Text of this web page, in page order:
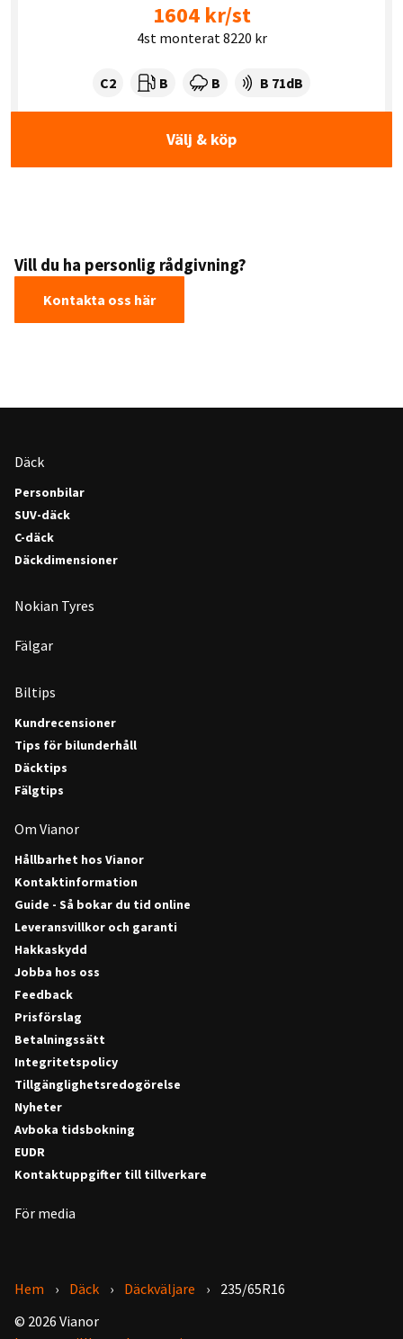
1604 kr/st
4st monterat 8220 kr
Tyre class:
C2 Rullmotstånd:
B Våtgrepp:
B Ljudnivå dB:
B 71dB
Välj & köp
Vill du ha personlig rådgivning?
Kontakta oss här
Däck
Personbilar
SUV-däck
C-däck
Däckdimensioner
Nokian Tyres
Fälgar
Biltips
Kundrecensioner
Tips för bilunderhåll
Däcktips
Fälgtips
Om Vianor
Hållbarhet hos Vianor
Kontaktinformation
Guide - Så bokar du tid online
Leveransvillkor och garanti
Hakkaskydd
Jobba hos oss
Feedback
Prisförslag
Betalningssätt
Integritetspolicy
Tillgänglighetsredogörelse
Nyheter
Avboka tidsbokning
EUDR
Kontaktuppgifter till tillverkare
För media
Hem Däck Däckväljare
235/65R16
© 2026 Vianor